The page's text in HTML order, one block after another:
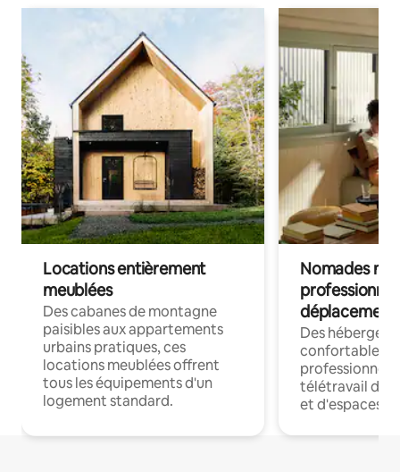
Locations entièrement
meublées
Des cabanes de montagne
paisibles aux appartements
urbains pratiques, ces
locations meublées offrent
tous les équipements d'un
logement standard.
Nomades
déplacement
Des
confortables
professionnels
télétravail
et d'espaces